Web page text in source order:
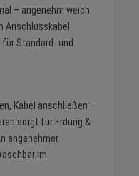
– angenehm weich
Anschlusskabel
Standard- und
Kabel anschließen –
sorgt für Erdung &
angenehmer
im